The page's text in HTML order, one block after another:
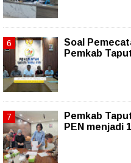
Soal
Pemkab
Pemkab
PEN menjadi